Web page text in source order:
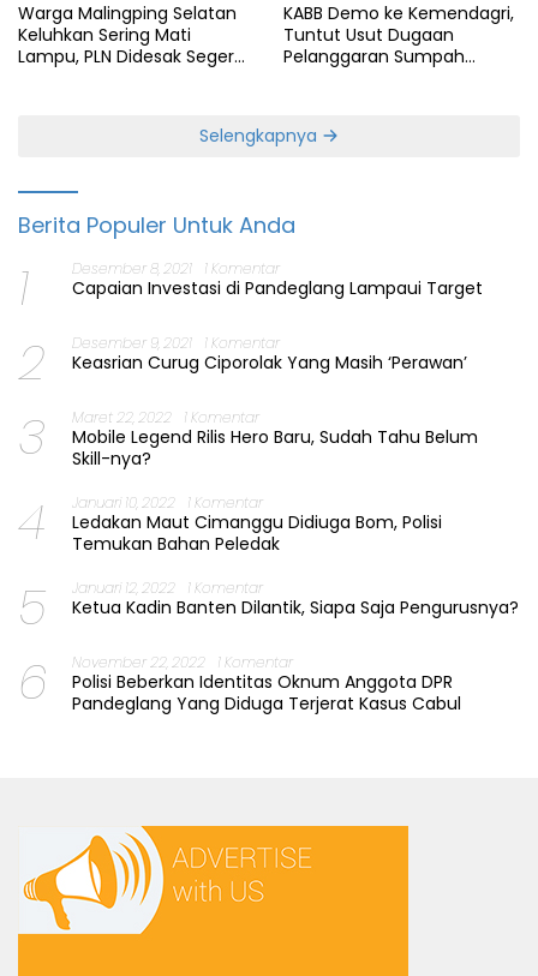
Warga Malingping Selatan
Keluhkan Sering Mati
Lampu, PLN Didesak Segera
KABB Demo ke Kemendagri,
Tuntut Usut Dugaan
Pelanggaran Sumpah
Selengkapnya
Berita Populer Untuk Anda
1 Desember 8, 2021 1 Komentar
Capaian Investasi di Pandeglang Lampaui Target
2 Desember 9, 2021 1 Komentar
Keasrian Curug Ciporolak Yang Masih ‘Perawan’
3 Maret 22, 2022 1 Komentar
Mobile Legend Rilis Hero Baru, Sudah Tahu Belum
Skill-nya?
4 Januari 10, 2022 1 Komentar
Ledakan Maut Cimanggu Didiuga Bom, Polisi
Temukan Bahan Peledak
5 Januari 12, 2022 1 Komentar
Ketua Kadin Banten Dilantik, Siapa Saja Pengurusnya?
6 November 22, 2022 1 Komentar
Polisi Beberkan Identitas Oknum Anggota DPR
Pandeglang Yang Diduga Terjerat Kasus Cabul